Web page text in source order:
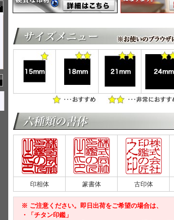
印相体 篆書体 古印体
※ ご注意ください。即日出荷をご希望の場合は、
・「チタン印鑑」